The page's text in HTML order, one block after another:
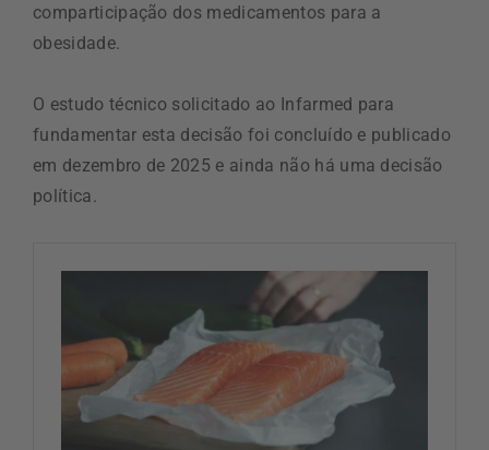
comparticipação dos medicamentos para a
obesidade.
O estudo técnico solicitado ao Infarmed para
fundamentar esta decisão foi concluído e publicado
em dezembro de 2025 e ainda não há uma decisão
política.